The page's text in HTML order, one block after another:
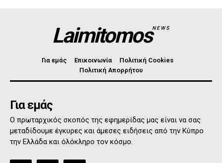
LaimitomosNEWS
Για εμάς Επικοινωνία
Πολιτική Cookies
Πολιτική Απορρήτου
Για εμάς
Ο πρωταρχικός σκοπός της εφημερίδας μας είναι να σας
μεταδίδουμε έγκυρες και άμεσες ειδήσεις από την Κύπρο
την Ελλάδα και όλόκληρο τον κόσμο.